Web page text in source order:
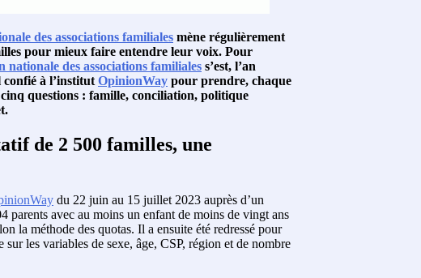
des associations familiales mène régulièrement
pour mieux faire entendre leur voix. Pour
nationale des associations familiales s’est, l’an
à l’institut OpinionWay pour prendre, chaque
questions : famille, conciliation, politique
de 2 500 familles, une
du 22 juin au 15 juillet 2023 auprès d’un
parents avec au moins un enfant de moins de vingt ans
la méthode des quotas. Il a ensuite été redressé pour
les variables de sexe, âge, CSP, région et de nombre